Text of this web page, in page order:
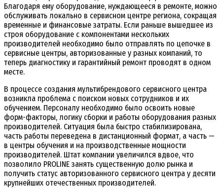
Благодаря ему оборудование, нуждающееся в ремонте, можно
обслуживать локально в сервисном центре региона, сокращая
временные и финансовые затраты. Если раньше вышедшее из
строя оборудование с компонентами нескольких
производителей необходимо было отправлять по цепочке в
сервисные центры, авторизованные у разных компаний, то
теперь диагностику и гарантийный ремонт проводят в одном
месте.
В процессе создания мультибрендового сервисного центра
возникла проблема с поиском новых сотрудников и их
обучением. Персоналу необходимо было освоить новые
форм-факторы, логику сборки и работы оборудования разных
производителей. Ситуация была быстро стабилизирована,
часть работы переведена в дистанционный формат, а часть —
в центры обучения и на производственные мощности
производителей. Штат компании увеличился вдвое, что
позволило PROLINE занять существенную долю рынка и
получить статус авторизованного сервисного центра у десяти
крупнейших отечественных производителей.